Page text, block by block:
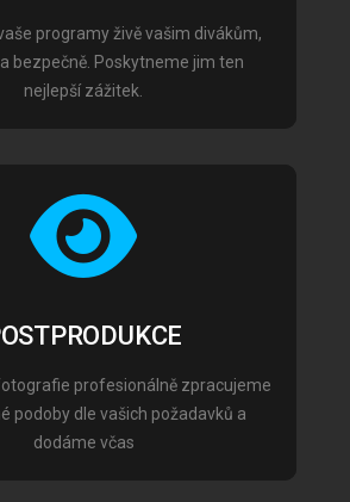
programy živě vašim divákům,
bezpečně. Poskytneme jim ten
nejlepší zážitek.
profesionálně zpracujeme
podoby dle vašich požadavků a
dodáme včas